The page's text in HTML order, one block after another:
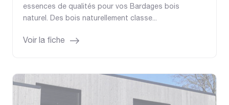
essences de qualités pour vos Bardages bois
naturel. Des bois naturellement classe...
Voir la fiche